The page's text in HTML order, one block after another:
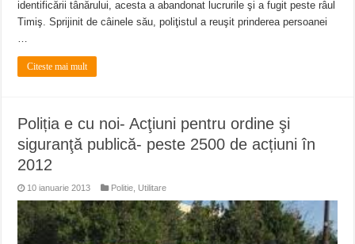
identificării tânărului, acesta a abandonat lucrurile şi a fugit peste râul
Timiş. Sprijinit de câinele său, poliţistul a reuşit prinderea persoanei
Citeste mai mult
Poliția e cu noi- Acţiuni pentru ordine şi
siguranţă publică- peste 2500 de acțiuni în
2012
10 ianuarie 2013 Politie Utilitare